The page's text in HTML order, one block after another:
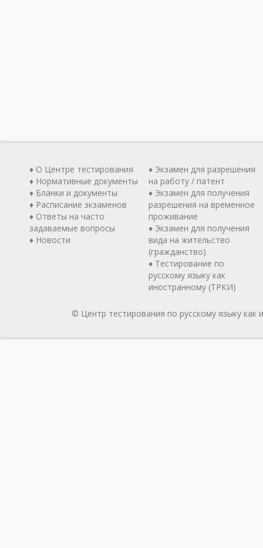
♦ О Центре тестирования
♦ Нормативные документы
♦ Бланки и документы
♦ Расписание экзаменов
♦ Ответы на часто
задаваемые вопросы
♦ Новости
♦ Экзамен для разрешения
на работу / патент
♦ Экзамен для получения
разрешения на временное
проживание
♦ Экзамен для получения
вида на жительство
(гражданство)
♦ Тестирование по
русскому языку как
иностранному (ТРКИ)
© Центр тестирования по русскому языку как